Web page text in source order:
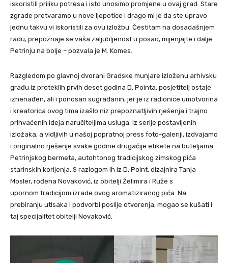
iskoristili priliku potresa i isto unosimo promjene u ovaj grad. Stare
zgrade pretvaramo u nove ljepotice i drago mi je da ste upravo
jednu takvu vi iskoristili za ovu izložbu. Čestitam na dosadašnjem
radu, prepoznaje se vaša zaljubljenost u posao, mijenjajte i dalje
Petrinju na bolje – pozvala je M. Komes.
Razgledom po glavnoj dvorani Gradske munjare izloženu arhivsku
građu iz proteklih prvih deset godina D. Pointa, posjetitelj ostaje
iznenađen, ali i ponosan sugrađanin, jer je iz radionice umotvorina
i kreatorica ovog tima izašlo niz prepoznatljivih rješenja i trajno
prihvaćenih ideja naručiteljima usluga. Iz serije postavljenih
izložaka, a vidljivih u našoj popratnoj press foto-galeriji, izdvajamo
i originalno rješenje svake godine drugačije etikete na buteljama
Petrinjskog bermeta, autohtonog tradicijskog zimskog pića
starinskih korijenja. S razlogom ih iz D. Point, dizajnira Tanja
Mosler, rođena Novaković, iz obitelji Želimira i Ruže s
upornom tradicijom izrade ovog aromatiziranog pića. Na
prebiranju utisaka i podvorbi poslije otvorenja, mogao se kušati i
taj specijalitet obitelji Novaković.